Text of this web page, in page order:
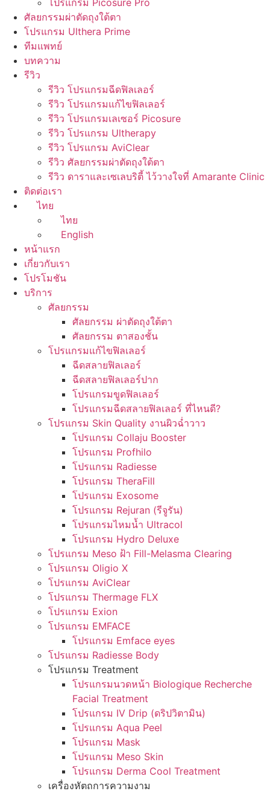
โปรแกรม Picosure Pro
ศัลยกรรมผ่าตัดถุงใต้ตา
โปรแกรม Ulthera Prime
ทีมแพทย์
บทความ
รีวิว
รีวิว โปรแกรมฉีดฟิลเลอร์
รีวิว โปรแกรมแก้ไขฟิลเลอร์
รีวิว โปรแกรมเลเซอร์ Picosure
รีวิว โปรแกรม Ultherapy
รีวิว โปรแกรม AviClear
รีวิว ศัลยกรรมผ่าตัดถุงใต้ตา
รีวิว ดาราและเซเลบริตี้ ไว้วางใจที่ Amarante Clinic
ติดต่อเรา
ไทย
ไทย
English
หน้าแรก
เกี่ยวกับเรา
โปรโมชัน
บริการ
ศัลยกรรม
ศัลยกรรม ผ่าตัดถุงใต้ตา
ศัลยกรรม ตาสองชั้น
โปรแกรมแก้ไขฟิลเลอร์
ฉีดสลายฟิลเลอร์
ฉีดสลายฟิลเลอร์ปาก
โปรแกรมขูดฟิลเลอร์
โปรแกรมฉีดสลายฟิลเลอร์ ที่ไหนดี?
โปรแกรม Skin Quality งานผิวฉ่ำวาว
โปรแกรม Collaju Booster
โปรแกรม Profhilo
โปรแกรม Radiesse
โปรแกรม TheraFill
โปรแกรม Exosome
โปรแกรม Rejuran (รีจูรัน)
โปรแกรมไหมน้ำ Ultracol
โปรแกรม Hydro Deluxe
โปรแกรม Meso ฝ้า Fill-Melasma Clearing
โปรแกรม Oligio X
โปรแกรม AviClear
โปรแกรม Thermage FLX
โปรแกรม Exion
โปรแกรม EMFACE
โปรแกรม Emface eyes
โปรแกรม Radiesse Body
โปรแกรม Treatment
โปรแกรมนวดหน้า Biologique Recherche
Facial Treatment
โปรแกรม IV Drip (ดริปวิตามิน)
โปรแกรม Aqua Peel
โปรแกรม Mask
โปรแกรม Meso Skin
โปรแกรม Derma Cool Treatment
เครื่องหัตถการความงาม